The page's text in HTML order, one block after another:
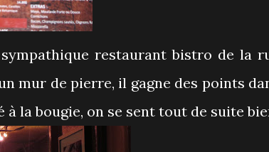
restaurant bistro de la
mur de pierre, il gagne des points
la bougie, on se sent tout de suite